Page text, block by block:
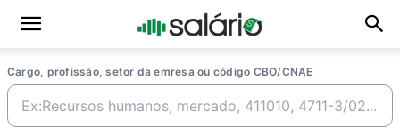
Cargo, profissão, setor da emresa ou código CBO/CNAE